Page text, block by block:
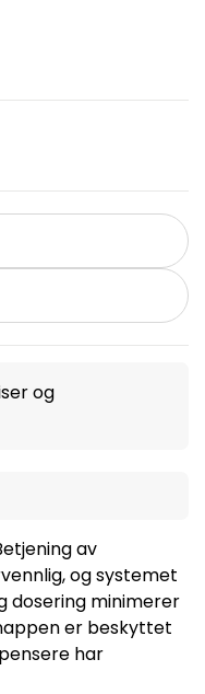
og
av
og systemet
dosering minimerer
er beskyttet
har